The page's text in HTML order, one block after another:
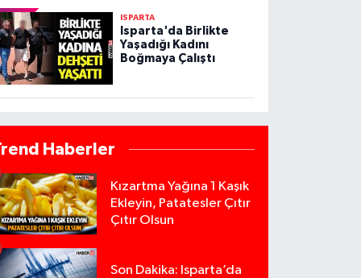
ISPARTA
Isparta'da Birlikte
Yaşadığı Kadını
Boğmaya Çalıştı
Haberler
Kızartma Yağına 1 Kaşık
Ekleyin, Patatesler Çıtır
Çıtır Olsun
Son Dakika: Isparta’da